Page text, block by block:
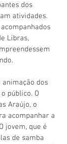
dos
atividades.
Libras,
animação dos
público. O
Araújo, o
acompanhar a
jovem, que é
de samba